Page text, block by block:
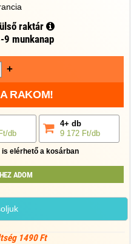
raktár
munkanap
+
RAKOM!
db
4+ db
9 172 Ft/db
elérhető a kosárban
ADOM
1490 Ft